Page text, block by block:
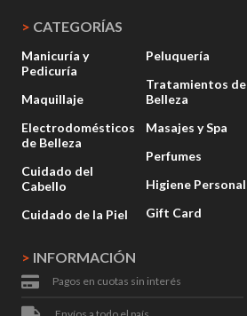
> INFORMACIÓN
Pagos en cuotas sin interés
> CATEGORÍAS
Manicuría y
Pedicuría
Maquillaje
Electrodomésticos
de Belleza
Cuidado del
Cabello
Cuidado de la Piel
Peluquería
Tratamientos de
Belleza
Masajes y Spa
Perfumes
Higiene Personal
Gift Card